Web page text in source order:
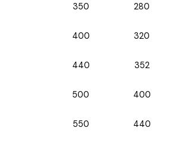
350 280
400 320
440 352
500 400
550 440